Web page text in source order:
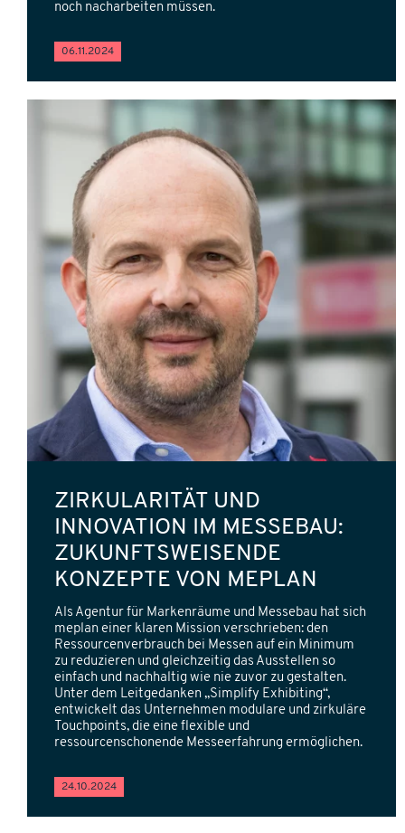
noch nacharbeiten müssen.
06.11.2024
ZIRKULARITÄT UND
INNOVATION IM MESSEBAU:
ZUKUNFTSWEISENDE
KONZEPTE VON MEPLAN
Als Agentur für Markenräume und Messebau hat sich
meplan einer klaren Mission verschrieben: den
Ressourcenverbrauch bei Messen auf ein Minimum
zu reduzieren und gleichzeitig das Ausstellen so
einfach und nachhaltig wie nie zuvor zu gestalten.
Unter dem Leitgedanken „Simplify Exhibiting“,
entwickelt das Unternehmen modulare und zirkuläre
Touchpoints, die eine flexible und
ressourcenschonende Messeerfahrung ermöglichen.
24.10.2024